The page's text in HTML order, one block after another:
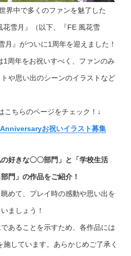
界中で多くのファンを魅了した
花雪月』（以下、『FE 風花雪
月』がついに1周年を迎えました！
1周年をお祝いすべく、ファンのみ
や思い出のシーンのイラストなど
こちらのページをチェック！↓
Anniversaryお祝いイラスト募集
好きな〇〇部門」と「学校生活
門」の作品をご紹介！
めて、プレイ時の感動や思い出を
ましょう！
あることを示すため、各作品には
しています。あらかじめご了承く